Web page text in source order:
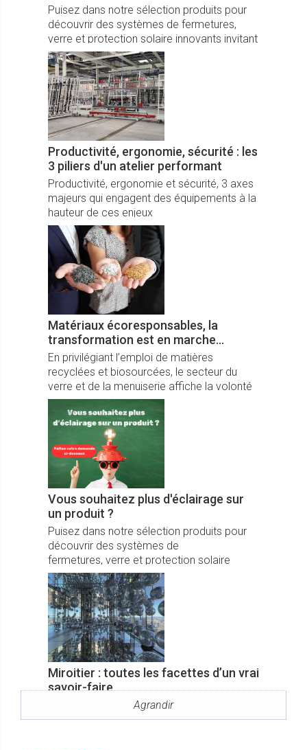
Puisez dans notre sélection produits pour
découvrir des systèmes de fermetures,
verre et protection solaire innovants invitant
à toujours plus de confort, de design et de
fonctionnalités.
Productivité, ergonomie, sécurité : les
3 piliers d'un atelier performant
Productivité, ergonomie et sécurité, 3 axes
majeurs qui engagent des équipements à la
hauteur de ces enjeux
Matériaux écoresponsables, la
transformation est en marche...
En privilégiant l’emploi de matières
recyclées et biosourcées, le secteur du
verre et de la menuiserie affiche la volonté
d’opérer sa mue.
Vous souhaitez plus d'éclairage sur
un produit ?
Puisez dans notre sélection produits pour
découvrir des systèmes de
fermetures, verre et protection solaire
innovants invitant à toujours plus de confort,
de design et de fonctionnalités.
Miroitier : toutes les facettes d’un vrai
savoir-faire
En France, 3 000 miroitiers et installateurs
professionnels de produits verriers innovent
Agrandir